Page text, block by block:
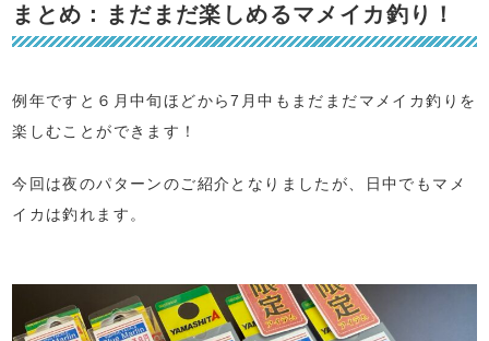
まとめ：まだまだ楽しめるマメイカ釣り！
例年ですと６月中旬ほどから7月中もまだまだマメイカ釣りを
楽しむことができます！
今回は夜のパターンのご紹介となりましたが、日中でもマメ
イカは釣れます。